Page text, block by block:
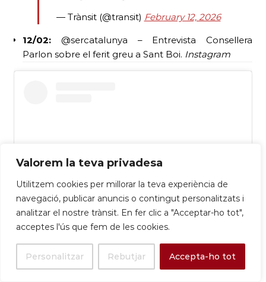
Valorem la teva privadesa
Utilitzem cookies per millorar la teva experiència de
navegació, publicar anuncis o contingut personalitzats i
analitzar el nostre trànsit. En fer clic a "Acceptar-ho tot",
acceptes l'ús que fem de les cookies.
Personalitzar Rebutjar Accepta-ho tot
— Trànsit (@transit) February 12, 2026
12/02: @sercatalunya – Entrevista Consellera
Parlon sobre el ferit greu a Sant Boi. Instagram
Ver esta publicación en Instagram